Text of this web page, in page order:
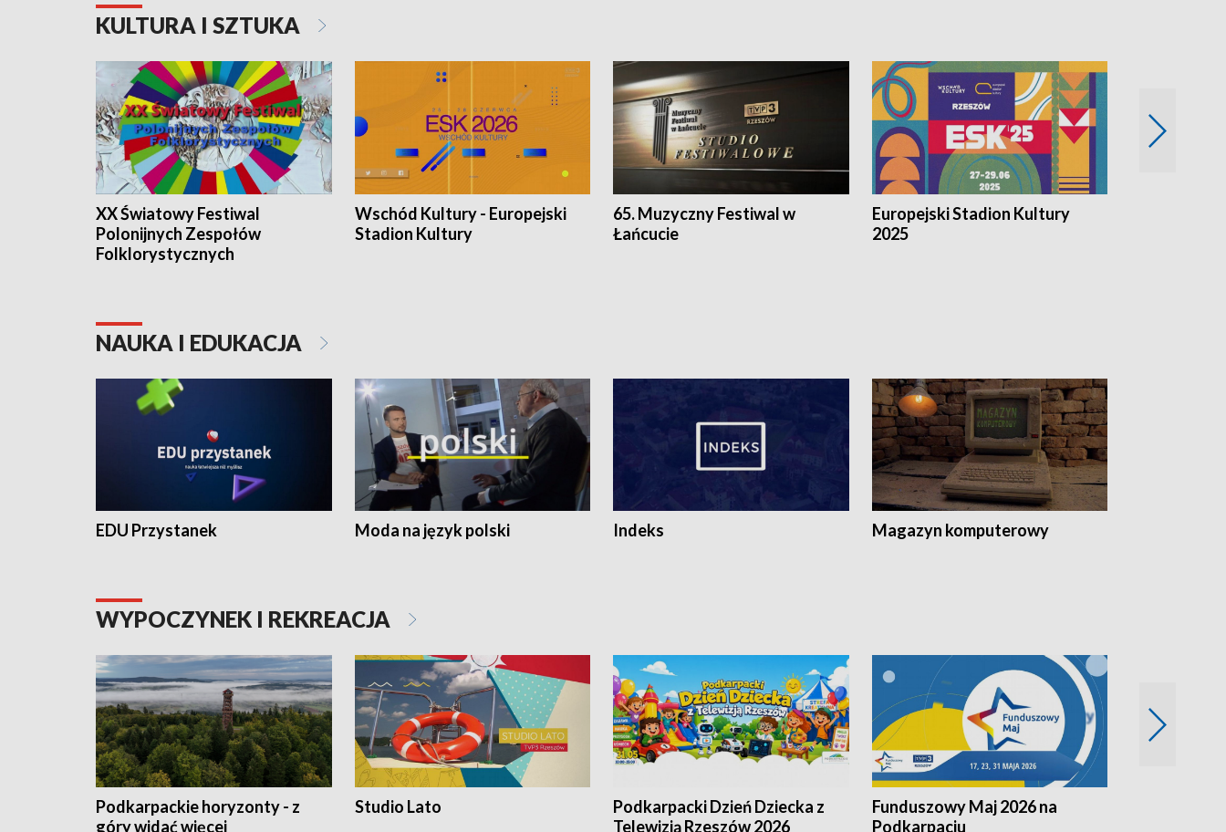
KULTURA I SZTUKA
XX Światowy Festiwal
Polonijnych Zespołów
Folklorystycznych
Wschód Kultury - Europejski
Stadion Kultury
65. Muzyczny Festiwal w
Łańcucie
Europejski Stadion Kultury
2025
NAUKA I EDUKACJA
EDU Przystanek Moda na język polski Indeks Magazyn komputerowy
WYPOCZYNEK I REKREACJA
Podkarpackie horyzonty - z
góry widać więcej
Studio Lato
Podkarpacki Dzień Dziecka z
Telewizją Rzeszów 2026
Funduszowy Maj 2026 na
Podkarpaciu